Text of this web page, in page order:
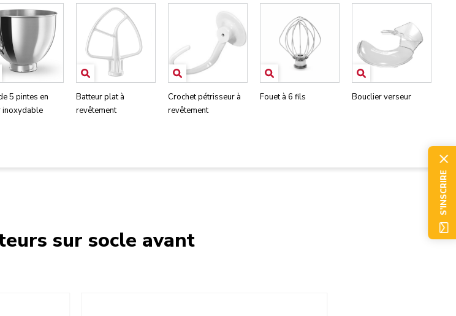
5 pintes en
inoxydable
Batteur plat à
revêtement
Crochet pétrisseur à
revêtement
Fouet à 6 fils Bouclier verseur
sur socle avant
S'INSCRIRE